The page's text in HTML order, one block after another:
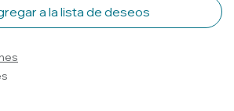
a la lista de deseos